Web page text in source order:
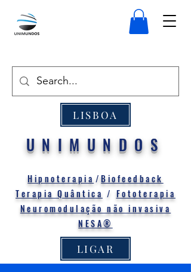
LISBOA
UNIMUNDOS
Hipnoterapia /Biofeedback
Terapia Quântica / Fototerapia
Neuromodulação não invasiva
NESA®
LIGAR